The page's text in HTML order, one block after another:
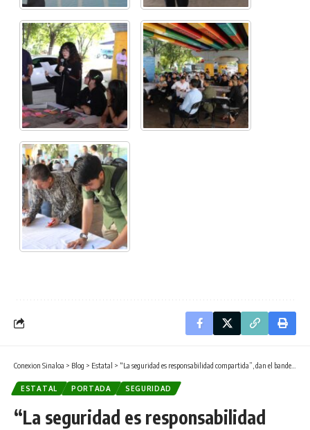
Conexion Sinaloa > Blog > Estatal > “La seguridad es responsabilidad compartida”, dan el banderazo de inicio del Operativo Guadalupe-Reyes en Guasave.
ESTATAL PORTADA SEGURIDAD
“La seguridad es responsabilidad